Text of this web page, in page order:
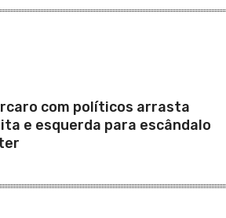
com políticos arrasta
e esquerda para escândalo